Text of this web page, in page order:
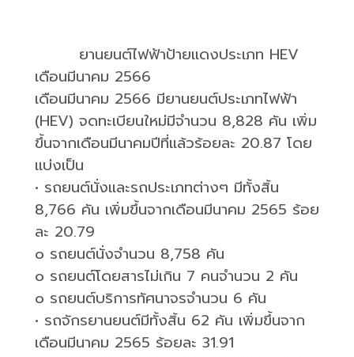
ยานยนต์ไฟฟ้าป้ายแดงประเภท HEV
เดือนมีนาคม 2566
เดือนมีนาคม 2566 มียานยนต์ประเภทไฟฟ้า
(HEV) จดทะเบียนใหม่มีจำนวน 8,828 คัน เพิ่ม
ขึ้นจากเดือนมีนาคมปีที่แล้วร้อยละ 20.87 โดย
แบ่งเป็น
• รถยนต์นั่งและรถประเภทต่างๆ มีทั้งสิ้น
8,766 คัน เพิ่มขึ้นจากเดือนมีนาคม 2565 ร้อย
ละ 20.79
o รถยนต์นั่งจำนวน 8,758 คัน
o รถยนต์โดยสารไม่เกิน 7 คนจำนวน 2 คัน
o รถยนต์บริการทัศนาจรจำนวน 6 คัน
• รถจักรยานยนต์มีทั้งสิ้น 62 คัน เพิ่มขึ้นจาก
เดือนมีนาคม 2565 ร้อยละ 31.91